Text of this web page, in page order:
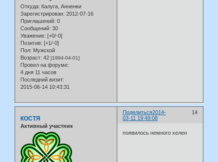
Откуда: Калуга, Анненки
Зарегистрирован: 2012-07-16
Приглашений: 0
Сообщений: 30
Уважение: [+0/-0]
Позитив: [+1/-0]
Пол: Мужской
Возраст: 42 [1984-04-01]
Провел на форуме:
4 дня 11 часов
Последний визит:
2015-06-14 10:43:31
Поделиться 14
2014-
03-11 19:49:08
КОСТЯ
Активный участник
появилось немного хелен